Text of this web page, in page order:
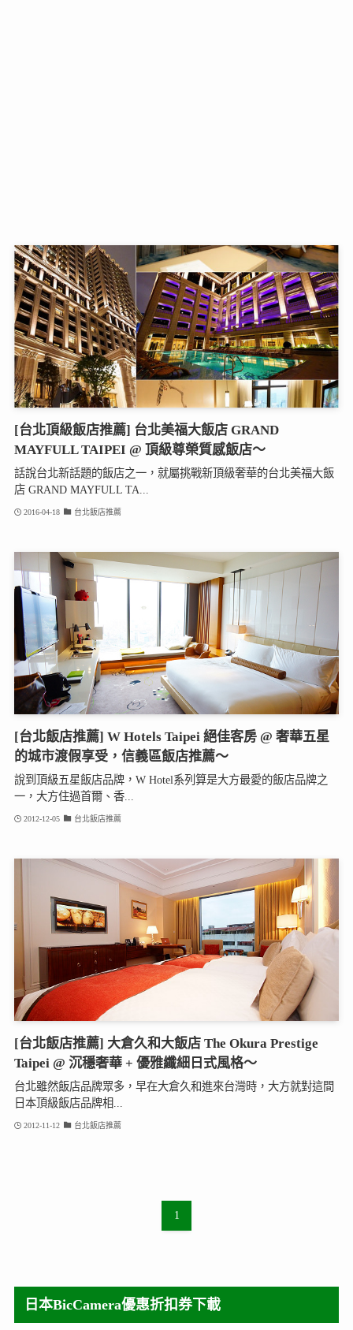
[台北頂級飯店推薦] 台北美福大飯店 GRAND
MAYFULL TAIPEI @ 頂級尊榮質感飯店～
話說台北新話題的飯店之一，就屬挑戰新頂級奢華的台北美福大飯
店 GRAND MAYFULL TA...
2016-04-18 台北飯店推薦
[台北飯店推薦] W Hotels Taipei 絕佳客房 @ 奢華五星
的城市渡假享受，信義區飯店推薦～
說到頂級五星飯店品牌，W Hotel系列算是大方最愛的飯店品牌之
一，大方住過首爾、香...
2012-12-05 台北飯店推薦
[台北飯店推薦] 大倉久和大飯店 The Okura Prestige
Taipei @ 沉穩奢華 + 優雅纖細日式風格～
台北雖然飯店品牌眾多，早在大倉久和進來台灣時，大方就對這間
日本頂級飯店品牌相...
2012-11-12 台北飯店推薦
1
日本BicCamera優惠折扣券下載